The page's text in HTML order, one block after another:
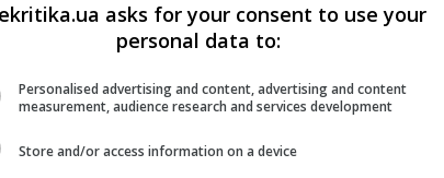
asks for your consent to use your
personal data to:
Personalised advertising and content, advertising and content
measurement, audience research and services development
Store and/or access information on a device